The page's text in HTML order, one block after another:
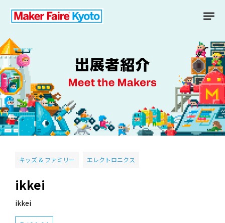
キッズ & ファミリー エレクトロニクス
ikkei
ikkei